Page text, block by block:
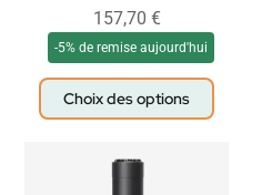
157,70 €
-5% de remise aujourd'hui
Choix des options